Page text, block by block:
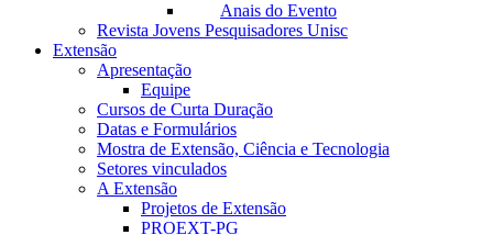
Anais do Evento
Revista Jovens Pesquisadores Unisc
Extensão
Apresentação
Equipe
Cursos de Curta Duração
Datas e Formulários
Mostra de Extensão, Ciência e Tecnologia
Setores vinculados
A Extensão
Projetos de Extensão
PROEXT-PG